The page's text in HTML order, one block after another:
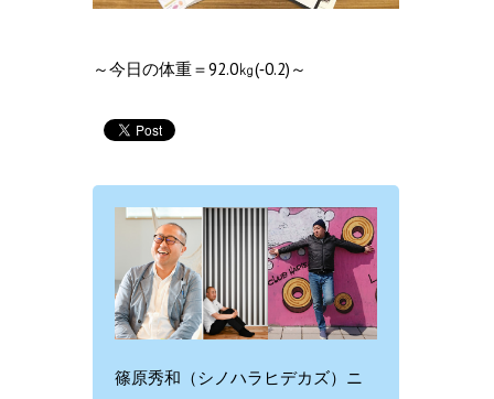
～今日の体重＝92.0㎏(‐0.2)～
篠原秀和（シノハラヒデカズ）ニ